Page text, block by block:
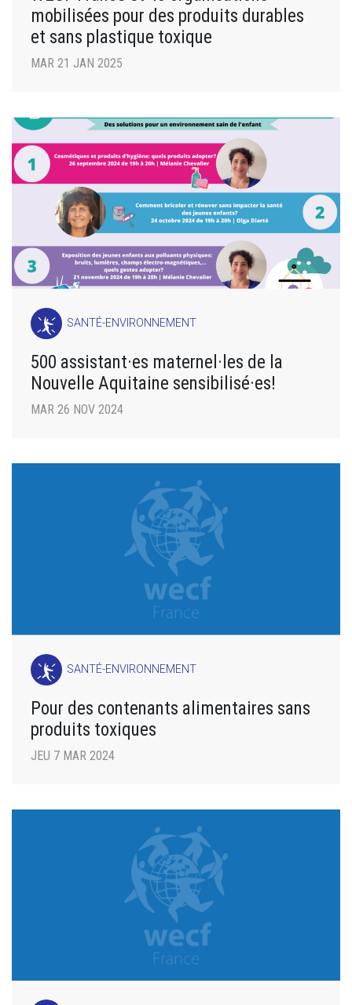
mobilisées pour des produits durables
et sans plastique toxique
MAR 21 JAN 2025
SANTÉ-ENVIRONNEMENT
500 assistant·es maternel·les de la
Nouvelle Aquitaine sensibilisé·es!
MAR 26 NOV 2024
SANTÉ-ENVIRONNEMENT
Pour des contenants alimentaires sans
produits toxiques
JEU 7 MAR 2024